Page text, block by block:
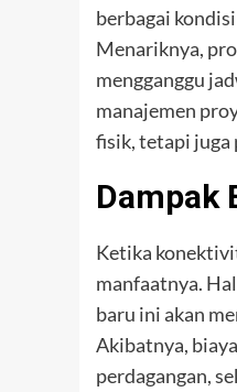
berbagai
Menariknya,
mengganggu
manajemen
fisik, tetapi juga
Dampak
Ketika
manfaatnya.
baru ini akan
Akibatnya,
perdagangan,